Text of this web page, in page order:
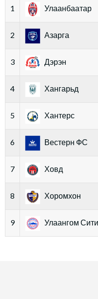
1 Улаанбаатар
2 Азарга
3 Дэрэн
4 Хангарьд
5 Хантерс
6 Вестерн ФС
7 Ховд
8 Хоромхон
9 Улаангом Сити